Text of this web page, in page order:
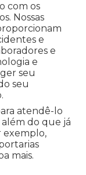
com os
Nossas
e
e
e
seu
seu
atendê-lo
do que já
exemplo,
mais.